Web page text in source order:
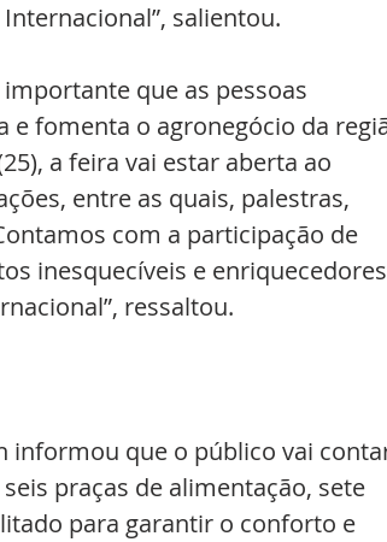
salientou.
que as pessoas
e fomenta o agronegócio da
a feira vai estar aberta ao
entre as quais, palestras,
com a participação de
inesquecíveis e
ressaltou.
informou que o público vai
praças de alimentação, sete
para garantir o conforto e